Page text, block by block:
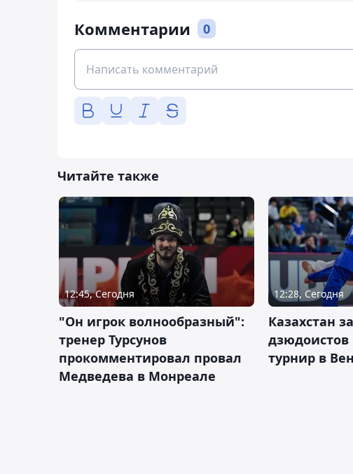
Комментарии 0
Читайте также
12:45, Сегодня
"Он игрок волнообразный":
тренер Турсунов
прокомментировал провал
Медведева в Монреале
12:28, Сегодня
Казахстан
турнир в